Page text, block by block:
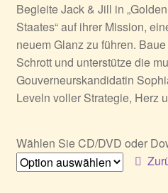
Begleite Jack & Jill in
Staates“ auf ihrer Mission,
neuem Glanz zu führen.
Schrott und unterstütze die
Gouverneurskandidatin
Leveln voller Strategie, Herz
Wählen Sie CD/DVD oder